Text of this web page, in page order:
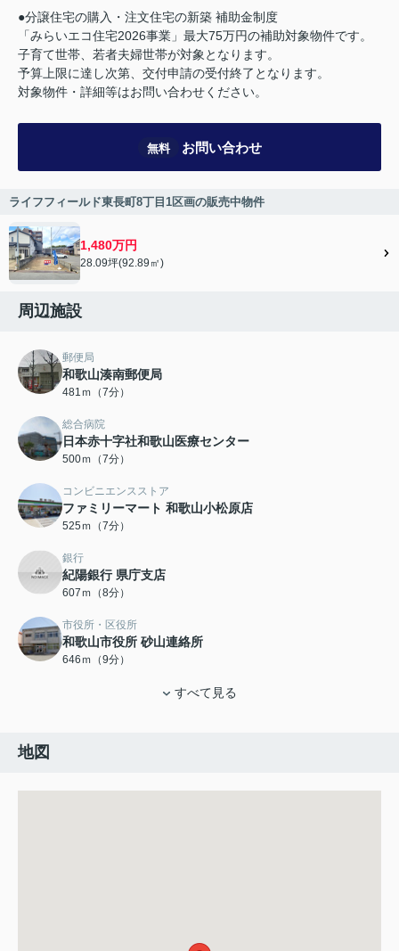
●分譲住宅の購入・注文住宅の新築 補助金制度
「みらいエコ住宅2026事業」最大75万円の補助対象物件です。
子育て世帯、若者夫婦世帯が対象となります。
予算上限に達し次第、交付申請の受付終了となります。
対象物件・詳細等はお問い合わせください。
無料 お問い合わせ
ライフフィールド東長町8丁目1区画の販売中物件
1,480万円
28.09坪(92.89㎡)
周辺施設
郵便局
和歌山湊南郵便局
481ｍ（7分）
総合病院
日本赤十字社和歌山医療センター
500ｍ（7分）
コンビニエンスストア
ファミリーマート 和歌山小松原店
525ｍ（7分）
銀行
紀陽銀行 県庁支店
607ｍ（8分）
市役所・区役所
和歌山市役所 砂山連絡所
646ｍ（9分）
すべて見る
地図